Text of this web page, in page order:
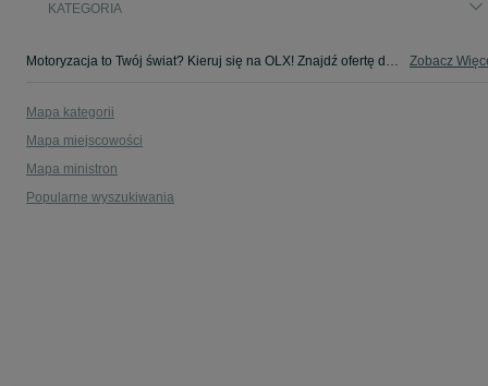
KATEGORIA
Motoryzacja to Twój świat? Kieruj się na OLX! Znajdź ofertę dla siebie w kategorii Motoryzacja na OLX - Ziempniów i okolice! Zobacz
Mapa kategorii
Mapa miejscowości
Mapa ministron
Popularne wyszukiwania